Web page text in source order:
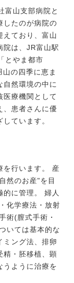
富山支部病院と
したのが病院の
ており、富山
院は、JR富山駅
とやま都市
の四季に恵ま
自然環境の中に
医療機関として
、患者さんに優
ています。
を行います。 産
然のお産"を目
に管理。 婦人
化学療法・放射
術(膣式手術・
いては基本的な
ミング法、排卵
精・胚移植、顕
うように治療を